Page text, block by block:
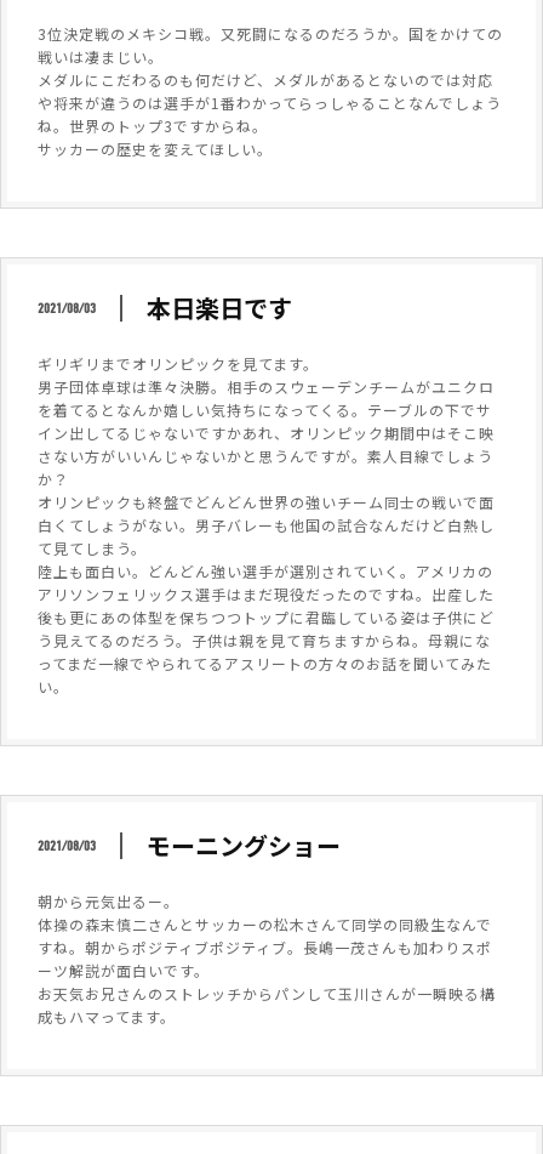
3位決定戦のメキシコ戦。又死闘になるのだろうか。国をかけての
戦いは凄まじい。
メダルにこだわるのも何だけど、メダルがあるとないのでは対応
や将来が違うのは選手が1番わかってらっしゃることなんでしょう
ね。世界のトップ3ですからね。
サッカーの歴史を変えてほしい。
2021/08/03 本日楽日です
ギリギリまでオリンピックを見てます。
男子団体卓球は準々決勝。相手のスウェーデンチームがユニクロ
を着てるとなんか嬉しい気持ちになってくる。テーブルの下でサ
イン出してるじゃないですかあれ、オリンピック期間中はそこ映
さない方がいいんじゃないかと思うんですが。素人目線でしょう
か？
オリンピックも終盤でどんどん世界の強いチーム同士の戦いで面
白くてしょうがない。男子バレーも他国の試合なんだけど白熱し
て見てしまう。
陸上も面白い。どんどん強い選手が選別されていく。アメリカの
アリソンフェリックス選手はまだ現役だったのですね。出産した
後も更にあの体型を保ちつつトップに君臨している姿は子供にど
う見えてるのだろう。子供は親を見て育ちますからね。母親にな
ってまだ一線でやられてるアスリートの方々のお話を聞いてみた
い。
2021/08/03 モーニングショー
朝から元気出るー。
体操の森末慎二さんとサッカーの松木さんて同学の同級生なんで
すね。朝からポジティブポジティブ。長嶋一茂さんも加わりスポ
ーツ解説が面白いです。
お天気お兄さんのストレッチからパンして玉川さんが一瞬映る構
成もハマってます。